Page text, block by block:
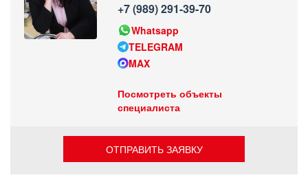
+7 (989) 291-39-70
Whatsapp
TELEGRAM
MAX
Посмотреть объекты
специалиста
ОТПРАВИТЬ ЗАЯВКУ